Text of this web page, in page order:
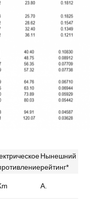
Нынешний
рейтинг*
А.